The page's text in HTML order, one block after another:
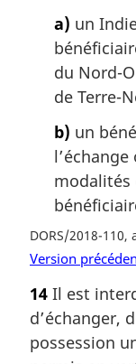
a) un
du Nord-
de Terre-
b) un
modalités
DORS/2018-110,
Version
14 Il est
d’échanger,
possession